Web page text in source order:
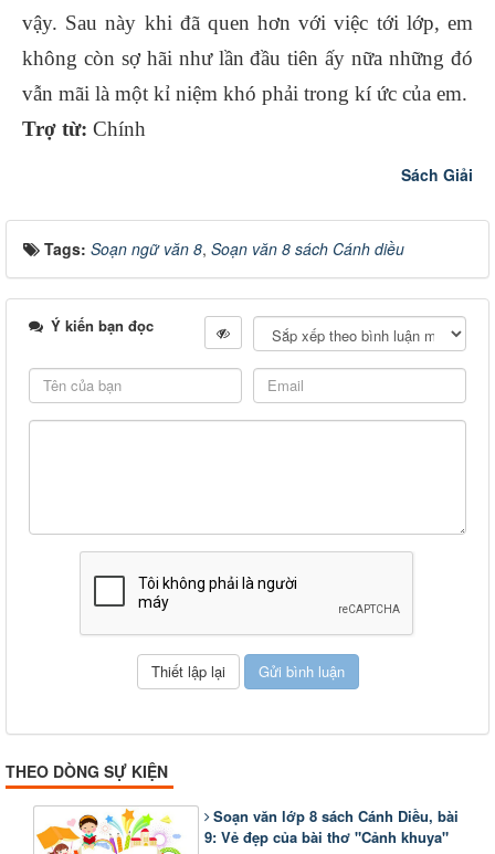
vậy. Sau này khi đã quen hơn với việc tới lớp, em
không còn sợ hãi như lần đầu tiên ấy nữa những đó
vẫn mãi là một kỉ niệm khó phải trong kí ức của em.
Trợ từ: Chính
Sách Giải
Tags: Soạn ngữ văn 8, Soạn văn 8 sách Cánh diều
Ý kiến bạn đọc
THEO DÒNG SỰ KIỆN
Soạn văn lớp 8 sách Cánh Diều, bài
9: Vẻ đẹp của bài thơ "Cảnh khuya"